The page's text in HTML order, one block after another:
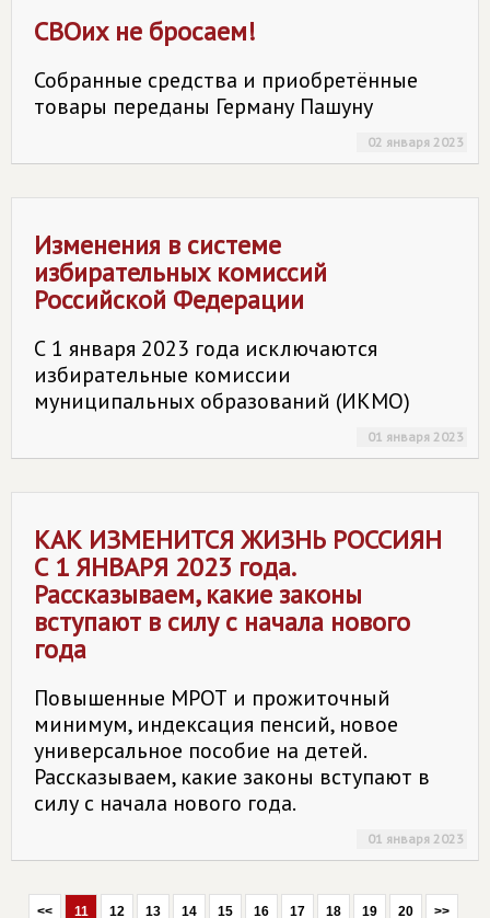
СВОих не бросаем!
Собранные средства и приобретённые
товары переданы Герману Пашуну
02 января 2023
Изменения в системе
избирательных комиссий
Российской Федерации
С 1 января 2023 года исключаются
избирательные комиссии
муниципальных образований (ИКМО)
01 января 2023
КАК ИЗМЕНИТСЯ ЖИЗНЬ РОССИЯН
С 1 ЯНВАРЯ 2023 года.
Рассказываем, какие законы
вступают в силу с начала нового
года
Повышенные МРОТ и прожиточный
минимум, индексация пенсий, новое
универсальное пособие на детей.
Рассказываем, какие законы вступают в
силу с начала нового года.
01 января 2023
<< 11 12 13 14 15 16 17 18 19 20 >>